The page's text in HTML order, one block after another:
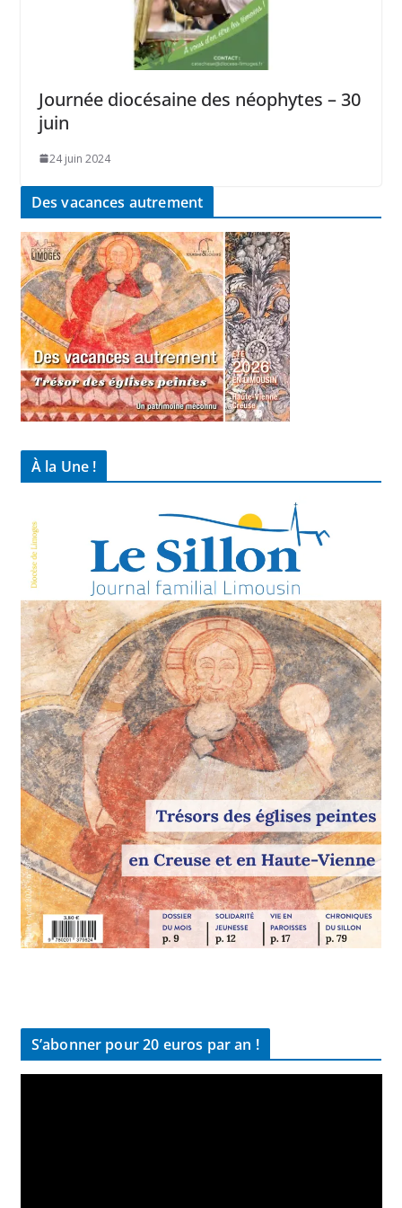
Journée diocésaine des néophytes – 30
juin
24 juin 2024
Des vacances autrement
À la Une !
S’abonner pour 20 euros par an !